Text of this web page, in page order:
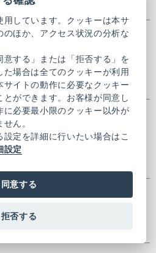
しています。クッキーは本サ
ほか、アクセス状況の分析な
する」または「拒否する」を
場合は全てのクッキーが利用
イトの動作に必要なクッキー
ができます。お客様が同意し
に必要最小限のクッキー以外が
ん。
定を詳細に行いたい場合はこ
設定
同意する
拒否する